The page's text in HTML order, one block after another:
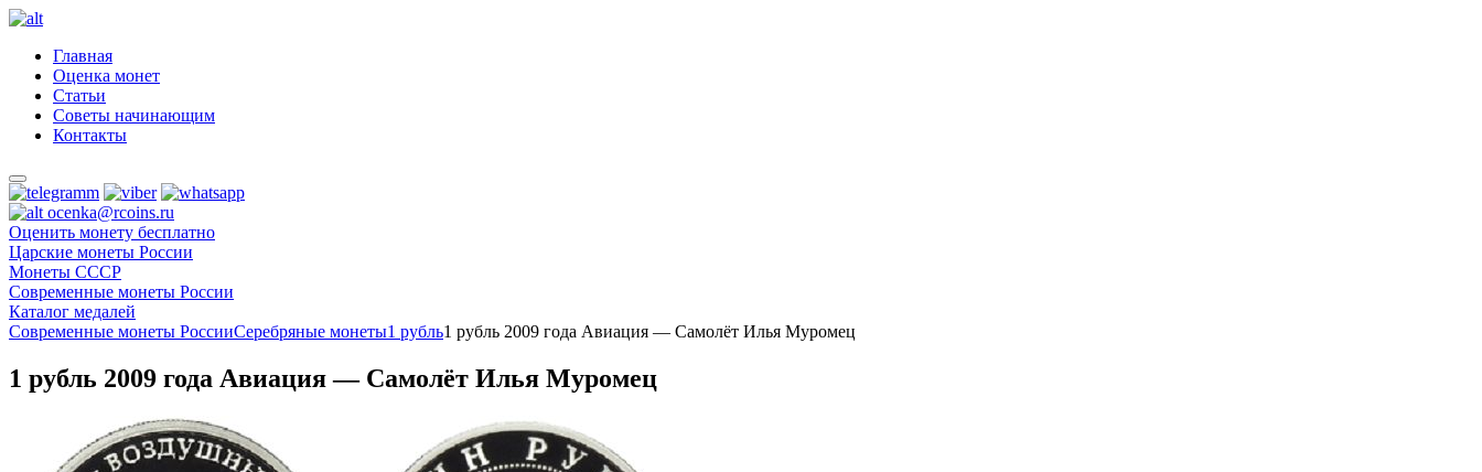
Главная
Оценка монет
Статьи
Советы начинающим
Контакты
ocenka@rcoins.ru
Оценить монету бесплатно
Царские монеты России
Монеты СССР
Современные монеты России
Каталог медалей
Современные монеты РоссииСеребряные монеты1 рубль1 рубль 2009 года Авиация — Самолёт Илья Муромец
1 рубль 2009 года Авиация — Самолёт Илья Муромец